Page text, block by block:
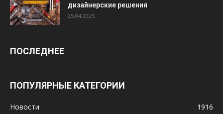
дизайнерские решения
25.04.2025
ПОСЛЕДНЕЕ
ПОПУЛЯРНЫЕ КАТЕГОРИИ
Новости 1916